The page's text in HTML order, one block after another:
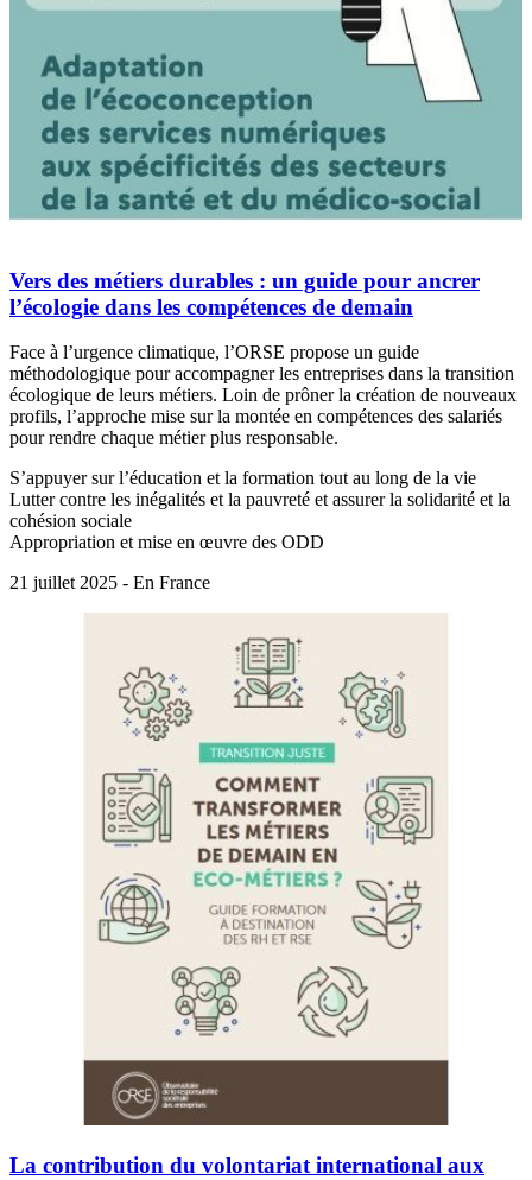
Vers des métiers durables : un guide pour ancrer
l’écologie dans les compétences de demain
Face à l’urgence climatique, l’ORSE propose un guide
méthodologique pour accompagner les entreprises dans la transition
écologique de leurs métiers. Loin de prôner la création de nouveaux
profils, l’approche mise sur la montée en compétences des salariés
pour rendre chaque métier plus responsable.
S’appuyer sur l’éducation et la formation tout au long de la vie
Lutter contre les inégalités et la pauvreté et assurer la solidarité et la
cohésion sociale
Appropriation et mise en œuvre des ODD
21 juillet 2025 - En France
La contribution du volontariat international aux